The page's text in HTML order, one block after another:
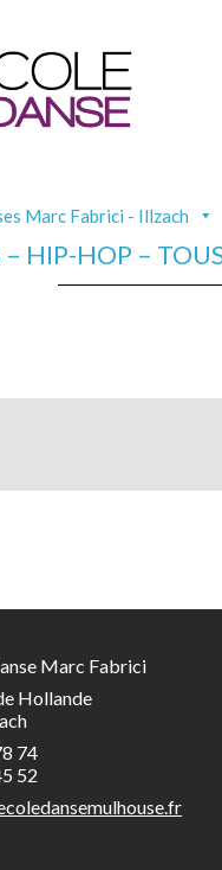
Marc Fabrici - Illzach
HIP-HOP –
Marc Fabrici
Hollande
74
52